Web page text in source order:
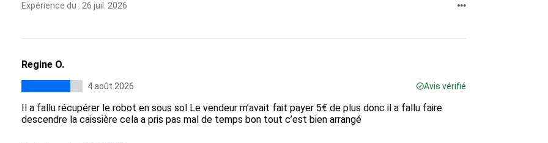
Expérience du : 26 juil. 2026
Regine O.
4 août 2026 Avis vérifié
Il a fallu récupérer le robot en sous sol Le vendeur m’avait fait payer 5€ de plus donc il a fallu faire
descendre la caissière cela a pris pas mal de temps bon tout c’est bien arrangé